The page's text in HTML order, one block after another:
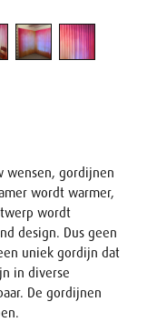
wensen, gordijnen
wordt warmer,
wordt
design. Dus geen
uniek gordijn dat
in diverse
De gordijnen